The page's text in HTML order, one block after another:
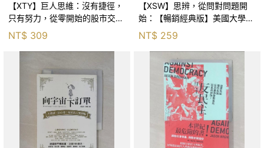
【XTY】巨人思維：沒有捷徑，
只有努力，從零開始的股市交易
員_巨人傑
NT$ 309
【XSW】思辨，從問對問題開
始：【暢銷經典版】美國大學邏
輯思考聖經_尼爾．布朗, 史都
華．基里, 羅耀宗, 蔡宏明, 黃賓
NT$ 259